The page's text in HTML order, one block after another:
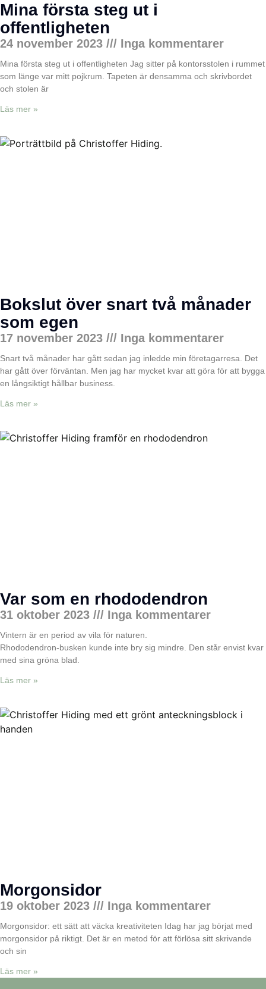
Mina första steg ut i
offentligheten
24 november 2023 Inga kommentarer
Mina första steg ut i offentligheten Jag sitter på kontorsstolen i rummet
som länge var mitt pojkrum. Tapeten är densamma och skrivbordet
och stolen är
Läs mer »
Bokslut över snart två månader
som egen
17 november 2023 Inga kommentarer
Snart två månader har gått sedan jag inledde min företagarresa. Det
har gått över förväntan. Men jag har mycket kvar att göra för att bygga
en långsiktigt hållbar business.
Läs mer »
Var som en rhododendron
31 oktober 2023 Inga kommentarer
Vintern är en period av vila för naturen.
Rhododendron-busken kunde inte bry sig mindre. Den står envist kvar
med sina gröna blad.
Läs mer »
Morgonsidor
19 oktober 2023 Inga kommentarer
Morgonsidor: ett sätt att väcka kreativiteten Idag har jag börjat med
morgonsidor på riktigt. Det är en metod för att förlösa sitt skrivande
och sin
Läs mer »